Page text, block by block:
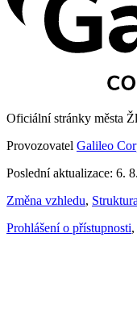
Oficiální stránky města
Provozovatel Galileo
Poslední aktualizace: 6.
Změna vzhledu,
Prohlášení o přístupnosti,